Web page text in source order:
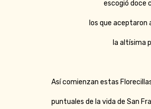
escogió doce
los que aceptaron
la altísima
Así comienzan estas
puntuales de la vida de San